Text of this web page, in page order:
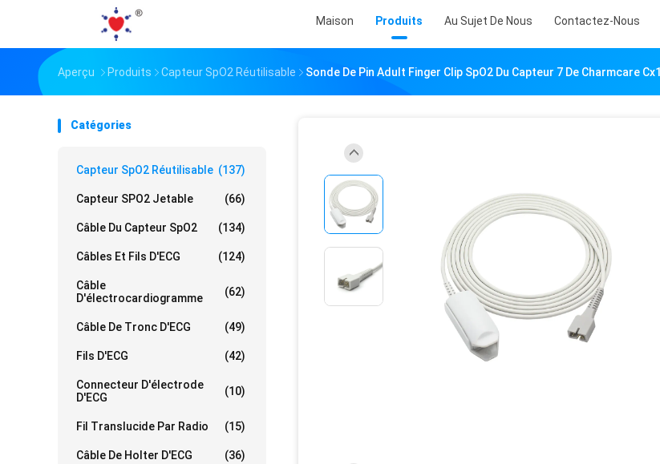
Maison Produits Au Sujet De Nous Contactez-Nous
Aperçu Produits Capteur SpO2 Réutilisable Sonde De Pin Adult Finger Clip SpO2 Du Capteur 7 De Charmcare
Catégories
Capteur SpO2 Réutilisable (137)
Capteur SPO2 Jetable (66)
Câble Du Capteur SpO2 (134)
Câbles Et Fils D'ECG (124)
Câble
D'électrocardiogramme
(62)
Câble De Tronc D'ECG (49)
Fils D'ECG (42)
Connecteur D'électrode
D'ECG
(10)
Fil Translucide Par Radio (15)
Câble De Holter D'ECG (36)